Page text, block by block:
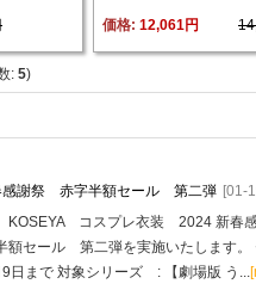
価格: 12,061円
: 5)
感謝祭 赤字半額セール 第二弾 [01-
コスプレ衣装 2024 新春
セール 第二弾を実施いたします。
まで 対象シリーズ : 【劇場版 う...